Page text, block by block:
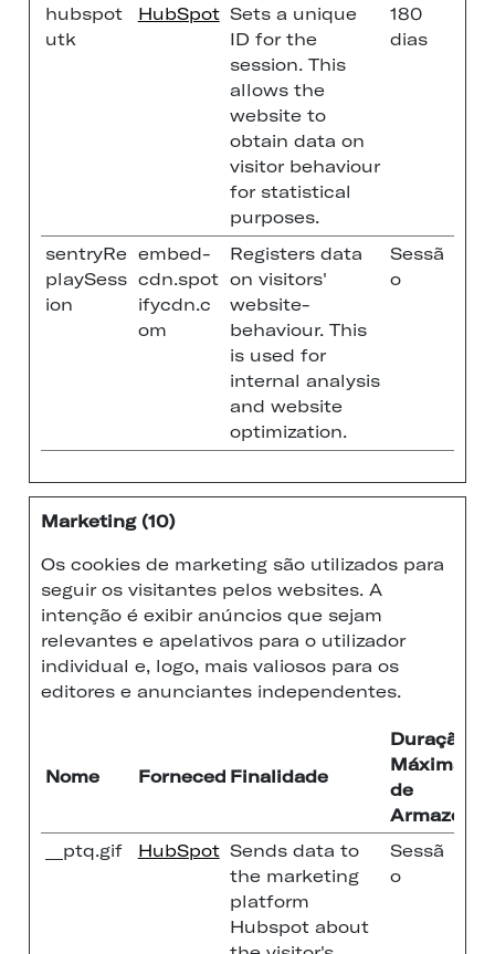
hubspot
utk
HubSpot Sets a unique
ID for the
session. This
allows the
website to
obtain data on
visitor behaviour
for statistical
purposes.
180
dias
sentryRe
playSess
ion
embed-
cdn.spot
ifycdn.c
om
Registers data
on visitors'
website-
behaviour. This
is used for
internal analysis
and website
optimization.
Sessã
o
Marketing (10)
Os cookies de marketing são utilizados ​​para
seguir os visitantes pelos websites. A
intenção é exibir anúncios que sejam
relevantes e apelativos para o utilizador
individual e, logo, mais valiosos para os
editores e anunciantes independentes.
Nome FornecedorFinalidade
Duração
Máxima
de
__ptq.gif
HubSpot Sends data to
the marketing
platform
Hubspot about
Sessã
o